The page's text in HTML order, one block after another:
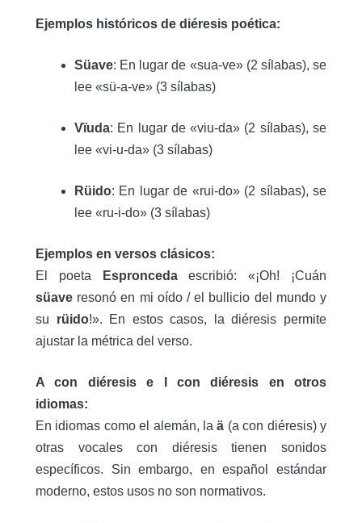
Ejemplos históricos de diéresis poética:
Süave: En lugar de «sua-ve» (2 sílabas), se
lee «sü-a-ve» (3 sílabas)
Vïuda: En lugar de «viu-da» (2 sílabas), se
lee «vi-u-da» (3 sílabas)
Rüido: En lugar de «rui-do» (2 sílabas), se
lee «ru-i-do» (3 sílabas)
Ejemplos en versos clásicos:
El poeta
Esproncedaescribió: «¡Oh! ¡Cuán
süave resonó en mi oído / el bullicio del mundo y
su rüido!». En estos casos, la diéresis permite
ajustar la métrica del verso.
A con diéresis e I con diéresis en otros
idiomas:
En idiomas como el alemán, laä (a con diéresis) y
otras vocales con diéresis tienen sonidos
específicos. Sin embargo, en español estándar
moderno, estos usos no son normativos.